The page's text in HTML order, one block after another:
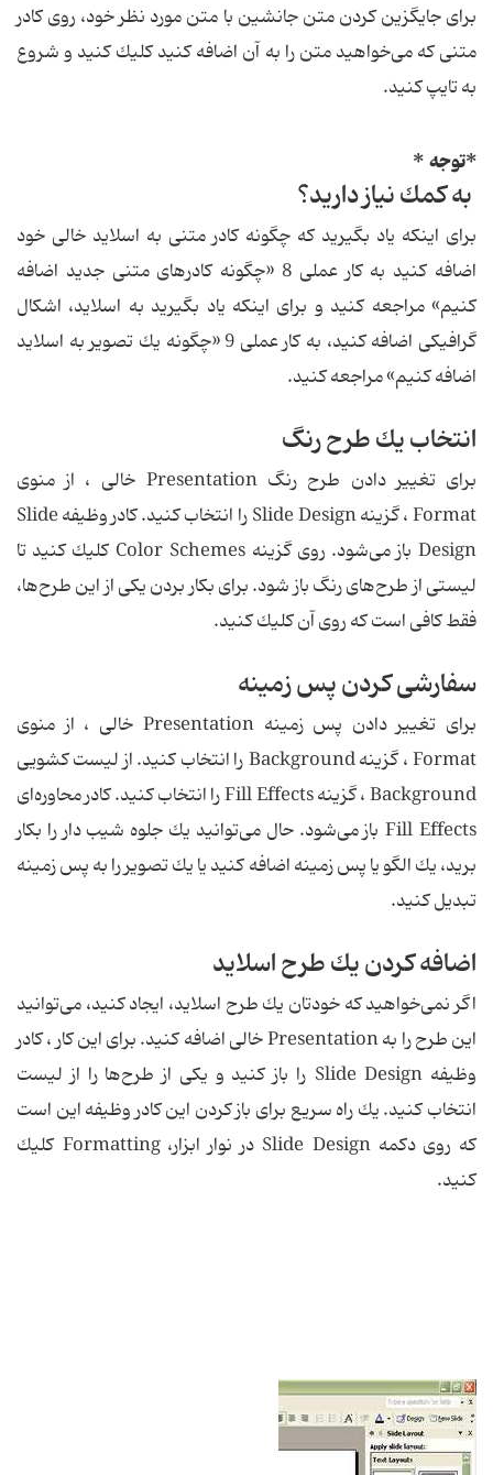
برای جایگزین كردن متن جانشین با متن مورد نظر خود، روی كادر
متنی كه می‌خواهید متن را به آن اضافه كنید كلیك كنید و شروع
به تایپ كنید.
*توجه *
به كمك نیاز دارید؟
برای اینكه یاد بگیرید كه چگونه كادر متنی به اسلاید خالی خود
اضافه كنید به كار عملی 8 «چگونه كادرهای متنی جدید اضافه
كنیم» مراجعه كنید و برای اینكه یاد بگیرید به اسلاید، اشكال
گرافیكی اضافه كنید، به كار عملی 9 «چگونه یك تصویر به اسلاید
اضافه كنیم» مراجعه كنید.
انتخاب یك طرح رنگ
برای تغییر دادن طرح رنگ Presentation خالی ، از منوی
Format ، گزینه Slide Design را انتخاب كنید. كادر وظیفه Slide
Design باز می‌شود. روی گزینه Color Schemes كلیك كنید تا
لیستی از طرح‌های رنگ باز شود. برای بكار بردن یكی از این طرح‌ها،
فقط كافی است كه روی آن كلیك كنید.
سفارشی كردن پس زمینه
برای تغییر دادن پس زمینه Presentation خالی ، از منوی
Format ، گزینه Background را انتخاب كنید. از لیست كشویی
Background ، گزینه Fill Effects را انتخاب كنید. كادر محاوره‌ای
Fill Effects باز می‌شود. حال می‌توانید یك جلوه شیب دار را بكار
برید، یك الگو یا پس زمینه اضافه كنید یا یك تصویر را به پس زمینه
تبدیل كنید.
اضافه كردن یك طرح اسلاید
اگر نمی‌خواهید كه خودتان یك طرح اسلاید، ایجاد كنید، می‌توانید
این طرح را به Presentation خالی اضافه كنید. برای این كار ، كادر
وظیفه Slide Design را باز كنید و یكی از طرح‌ها را از لیست
انتخاب كنید. یك راه سریع برای باز كردن این كادر وظیفه این است
كه روی دكمه Slide Design در نوار ابزار، Formatting كلیك
كنید.